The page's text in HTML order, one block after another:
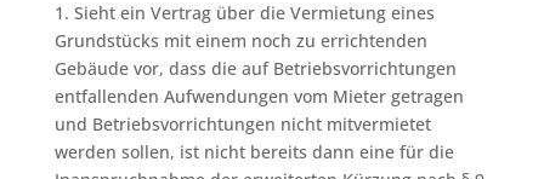
1. Sieht ein Vertrag über die Vermietung eines
Grundstücks mit einem noch zu errichtenden
Gebäude vor, dass die auf Betriebsvorrichtungen
entfallenden Aufwendungen vom Mieter getragen
und Betriebsvorrichtungen nicht mitvermietet
werden sollen, ist nicht bereits dann eine für die